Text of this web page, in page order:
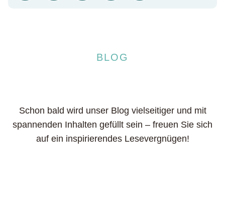
BLOG
Schon bald wird unser Blog vielseitiger und mit
spannenden Inhalten gefüllt sein – freuen Sie sich
auf ein inspirierendes Lesevergnügen!